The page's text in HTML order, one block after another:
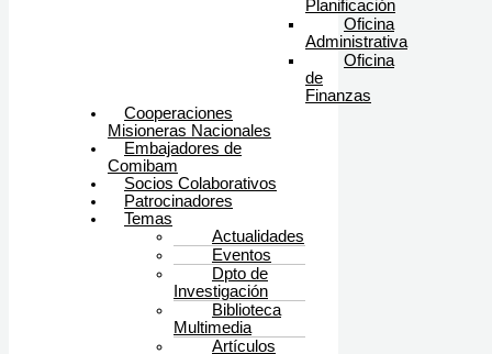
Planificación
Oficina
Administrativa
Oficina
de
Finanzas
Cooperaciones
Misioneras Nacionales
Embajadores de
Comibam
Socios Colaborativos
Patrocinadores
Temas
Actualidades
Eventos
Dpto de
Investigación
Biblioteca
Multimedia
Artículos